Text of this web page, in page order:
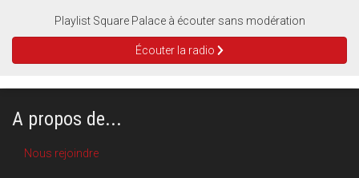
Playlist Square Palace à écouter sans modération
Écouter la radio
A propos de...
Nous rejoindre